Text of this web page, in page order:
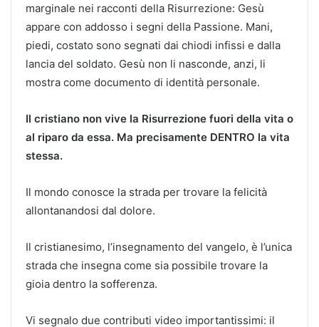
marginale nei racconti della Risurrezione: Gesù
appare con addosso i segni della Passione. Mani,
piedi, costato sono segnati dai chiodi infissi e dalla
lancia del soldato. Gesù non li nasconde, anzi, li
mostra come documento di identità personale.
Il cristiano non vive la Risurrezione fuori della vita o
al riparo da essa. Ma precisamente DENTRO la vita
stessa.
Il mondo conosce la strada per trovare la felicità
allontanandosi dal dolore.
Il cristianesimo, l’insegnamento del vangelo, è l’unica
strada che insegna come sia possibile trovare la
gioia dentro la sofferenza.
Vi segnalo due contributi video importantissimi: il